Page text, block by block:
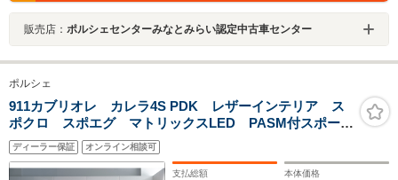
販売店： ポルシェセンターみなとみらい認定中古車センター
ポルシェ
911カブリオレ カレラ4S PDK レザーインテリア ス
ポクロ スポエグ マトリックスLED PASM付スポーツ
サスペンション ベンチレーション 14wayシート
20/21インチCarrera Classicホイール パワステプラス
ディーラー保証 オンライン相談可
支払総額 本体価格